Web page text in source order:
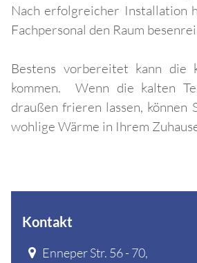
Nach erfolgreicher Installation
Fachpersonal den Raum
Bestens vorbereitet kann die
kommen. Wenn die kalten
draußen frieren lassen, können
wohlige Wärme in Ihrem
Kontakt
Enneper Str. 56 - 70,